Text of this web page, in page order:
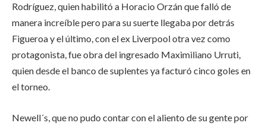
Rodríguez, quien habilitó a Horacio Orzán que falló de
manera increíble pero para su suerte llegaba por detrás
Figueroa y el último, con el ex Liverpool otra vez como
protagonista, fue obra del ingresado Maximiliano Urruti,
quien desde el banco de suplentes ya facturó cinco goles en
el torneo.
Newell´s, que no pudo contar con el aliento de su gente por